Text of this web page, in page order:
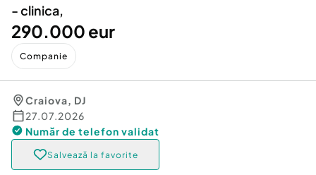
- clinica,
290.000 eur
Companie
Craiova, DJ
27.07.2026
Număr de telefon validat
Salvează la favorite